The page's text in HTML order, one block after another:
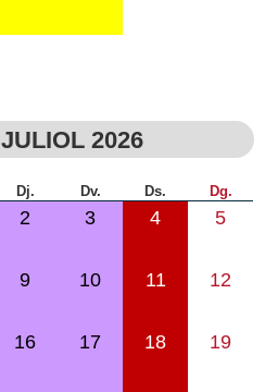
JULIOL 2026
Dj. Dv. Ds. Dg.
2 3 4 5
9 10 11 12
16 17 18 19